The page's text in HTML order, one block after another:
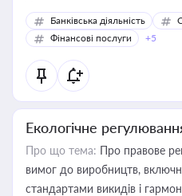
Банківська діяльність
Фінансові послуги
+5
Екологічне
Про що тема: Про правове
вимог до виробництв,
стандартами викидів і